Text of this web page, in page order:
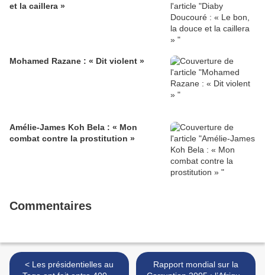
et la caillera »
Mohamed Razane : « Dit violent »
Amélie-James Koh Bela : « Mon
combat contre la prostitution »
Commentaires
< Les présidentielles au
Rapport mondial sur la